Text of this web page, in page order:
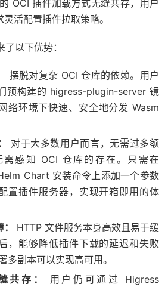
OCI 插件加载方式无缝共存，用户
活配置插件拉取策略。
以下优势：
摆脱对复杂 OCI 仓库的依赖。用户
预构建的 higress-plugin-server 镜
络环境下快速、安全地分发 Wasm
对于大多数用户而言，无需过多额
感知 OCI 仓库的存在。只需在
Chart 安装命令上添加一个参数
置插件服务器，实现开箱即用的体
HTTP 文件服务本身高效且易于缓
，能够降低插件下载的延迟和失败
多副本可以实现高可用。
共存：
用户仍可通过 Higress